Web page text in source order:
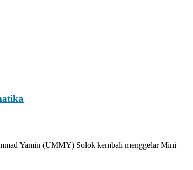
Yamin (UMMY) Solok kembali menggelar Mini